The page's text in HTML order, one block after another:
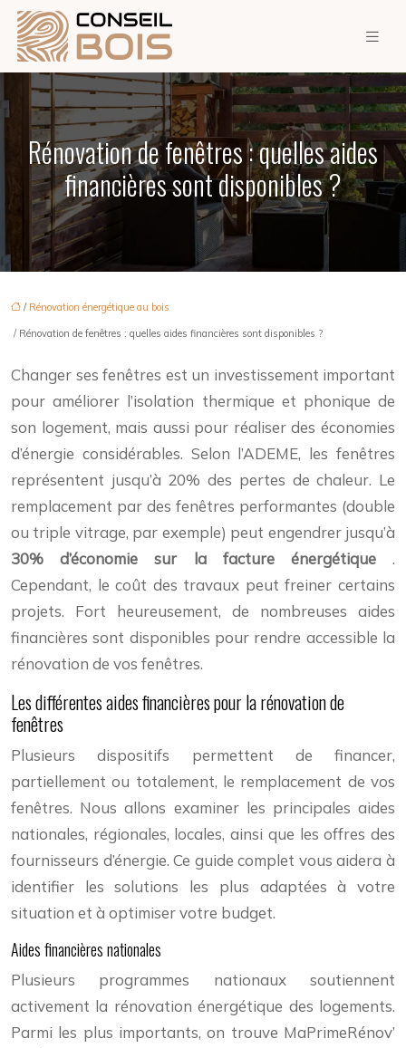
Rénovation de fenêtres : quelles aides
financières sont disponibles ?
/ Rénovation énergétique au bois
/ Rénovation de fenêtres : quelles aides financières sont disponibles ?
Changer ses fenêtres est un investissement important
pour améliorer l’isolation thermique et phonique de
son logement, mais aussi pour réaliser des économies
d’énergie considérables. Selon l’ADEME, les fenêtres
représentent jusqu’à 20% des pertes de chaleur. Le
remplacement par des fenêtres performantes (double
ou triple vitrage, par exemple) peut engendrer jusqu’à
30% d’économie sur la facture énergétique .
Cependant, le coût des travaux peut freiner certains
projets. Fort heureusement, de nombreuses aides
financières sont disponibles pour rendre accessible la
rénovation de vos fenêtres.
Les différentes aides financières pour la rénovation de
fenêtres
Plusieurs dispositifs permettent de financer,
partiellement ou totalement, le remplacement de vos
fenêtres. Nous allons examiner les principales aides
nationales, régionales, locales, ainsi que les offres des
fournisseurs d’énergie. Ce guide complet vous aidera à
identifier les solutions les plus adaptées à votre
situation et à optimiser votre budget.
Aides financières nationales
Plusieurs programmes nationaux soutiennent
activement la rénovation énergétique des logements.
Parmi les plus importants, on trouve MaPrimeRénov’